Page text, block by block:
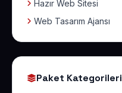
Hazır Web Sitesi
Web Tasarım Ajansı
Paket Kategorileri